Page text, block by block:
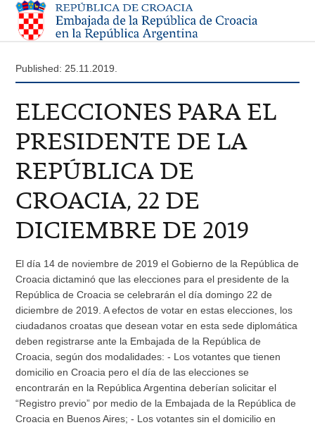
Published: 25.11.2019.
ELECCIONES PARA EL
PRESIDENTE DE LA
REPÚBLICA DE
CROACIA, 22 DE
DICIEMBRE DE 2019
El día 14 de noviembre de 2019 el Gobierno de la República de
Croacia dictaminó que las elecciones para el presidente de la
República de Croacia se celebrarán el día domingo 22 de
diciembre de 2019. A efectos de votar en estas elecciones, los
ciudadanos croatas que desean votar en esta sede diplomática
deben registrarse ante la Embajada de la República de
Croacia, según dos modalidades: - Los votantes que tienen
domicilio en Croacia pero el día de las elecciones se
encontrarán en la República Argentina deberían solicitar el
“Registro previo” por medio de la Embajada de la República de
Croacia en Buenos Aires; - Los votantes sin el domicilio en